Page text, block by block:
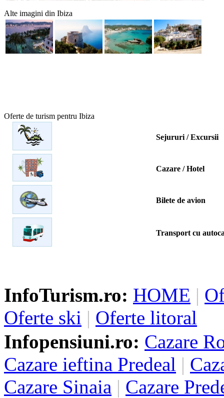
Alte imagini din Ibiza
Oferte de turism pentru Ibiza
Sejururi / Excursii
Cazare / Hotel
Bilete de avion
Transport cu
InfoTurism.ro: HOME |
Oferte ski | Oferte litoral
Infopensiuni.ro: Cazare
Cazare ieftina Predeal |
Cazare Sinaia | Cazare